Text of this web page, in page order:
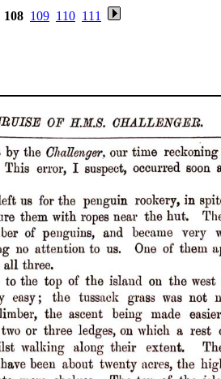
108 109 110 111